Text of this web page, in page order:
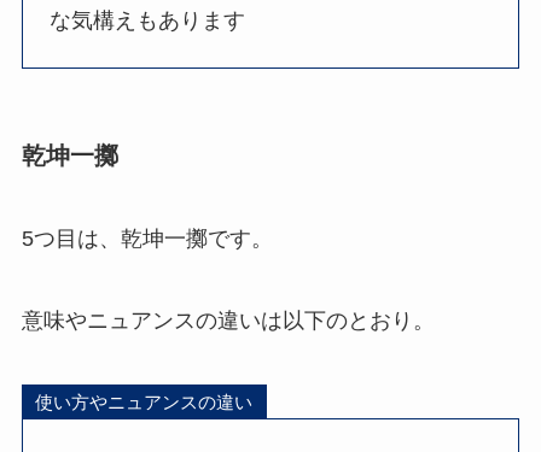
な気構えもあります
乾坤一擲
5つ目は、乾坤一擲です。
意味やニュアンスの違いは以下のとおり。
使い方やニュアンスの違い